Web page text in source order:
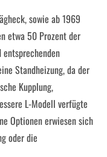
sowie ab 1969
etwa 50 Prozent der
Standheizung, da der
Kupplung,
L-Modell verfügte
Optionen erwiesen sich
oder die